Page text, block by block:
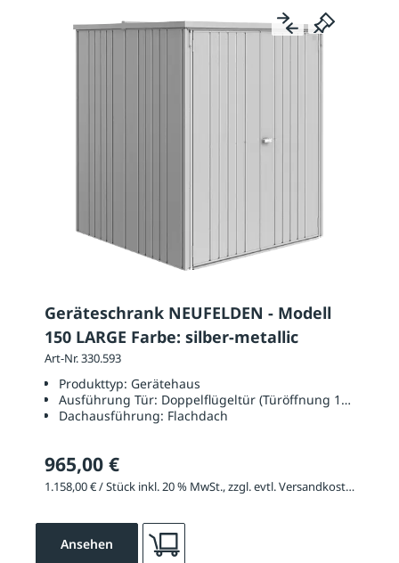
Geräteschrank NEUFELDEN - Modell
150 LARGE Farbe: silber-metallic
Art-Nr. 330.593
Produkttyp: Gerätehaus
Ausführung Tür: Doppelflügeltür (Türöffnung 1350 x
Dachausführung: Flachdach
965,00 €
1.158,00 € / Stück inkl. 20 % MwSt., zzgl. evtl. Versandkosten
Ansehen